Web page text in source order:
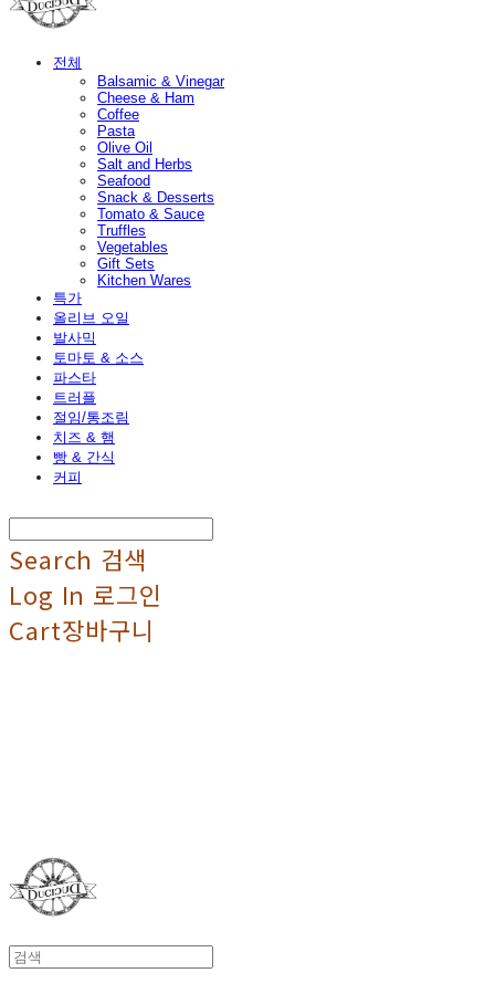
전체
Balsamic & Vinegar
Cheese & Ham
Coffee
Pasta
Olive Oil
Salt and Herbs
Seafood
Snack & Desserts
Tomato & Sauce
Truffles
Vegetables
Gift Sets
Kitchen Wares
특가
올리브 오일
발사믹
토마토 & 소스
파스타
트러플
절임/통조림
치즈 & 햄
빵 & 간식
커피
Search 검색
Log In 로그인
Cart장바구니